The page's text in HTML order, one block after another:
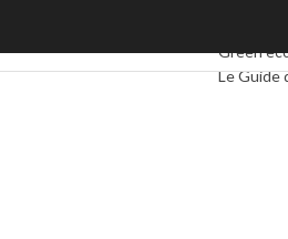
Green
Le Guide